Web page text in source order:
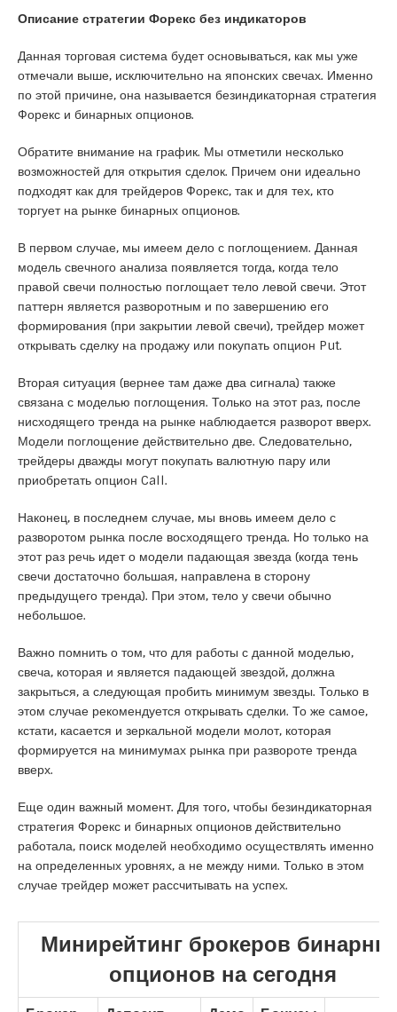
Описание стратегии Форекс без индикаторов
Данная торговая система будет основываться, как мы уже
отмечали выше, исключительно на японских свечах. Именно
по этой причине, она называется безиндикаторная стратегия
Форекс и бинарных опционов.
Обратите внимание на график. Мы отметили несколько
возможностей для открытия сделок. Причем они идеально
подходят как для трейдеров Форекс, так и для тех, кто
торгует на рынке бинарных опционов.
В первом случае, мы имеем дело с поглощением. Данная
модель свечного анализа появляется тогда, когда тело
правой свечи полностью поглощает тело левой свечи. Этот
паттерн является разворотным и по завершению его
формирования (при закрытии левой свечи), трейдер может
открывать сделку на продажу или покупать опцион Put.
Вторая ситуация (вернее там даже два сигнала) также
связана с моделью поглощения. Только на этот раз, после
нисходящего тренда на рынке наблюдается разворот вверх.
Модели поглощение действительно две. Следовательно,
трейдеры дважды могут покупать валютную пару или
приобретать опцион Call.
Наконец, в последнем случае, мы вновь имеем дело с
разворотом рынка после восходящего тренда. Но только на
этот раз речь идет о модели падающая звезда (когда тень
свечи достаточно большая, направлена в сторону
предыдущего тренда). При этом, тело у свечи обычно
небольшое.
Важно помнить о том, что для работы с данной моделью,
свеча, которая и является падающей звездой, должна
закрыться, а следующая пробить минимум звезды. Только в
этом случае рекомендуется открывать сделки. То же самое,
кстати, касается и зеркальной модели молот, которая
формируется на минимумах рынка при развороте тренда
вверх.
Еще один важный момент. Для того, чтобы безиндикаторная
стратегия Форекс и бинарных опционов действительно
работала, поиск моделей необходимо осуществлять именно
на определенных уровнях, а не между ними. Только в этом
случае трейдер может рассчитывать на успех.
Минирейтинг брокеров
опционов на сегодня